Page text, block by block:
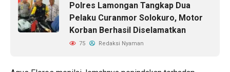
Polres Lamongan Tangkap Dua
Pelaku Curanmor Solokuro, Motor
Korban Berhasil Diselamatkan
75 Redaksi Nyaman